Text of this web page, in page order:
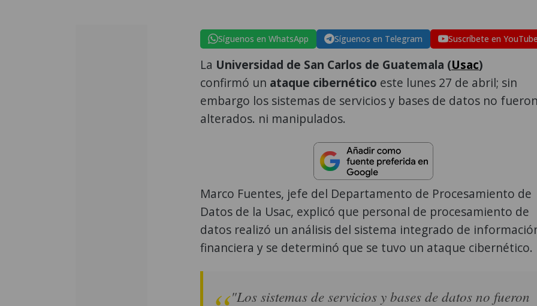
Síguenos en WhatsApp Síguenos en Telegram Suscríbete en
La Universidad de San Carlos de Guatemala (Usac)
confirmó un ataque cibernético este lunes 27 de abril; sin
embargo los sistemas de servicios y bases de datos no
alterados. ni manipulados.
Marco Fuentes, jefe del Departamento de Procesamiento de
Datos de la Usac, explicó que personal de procesamiento de
datos realizó un análisis del sistema integrado de
financiera y se determinó que se tuvo un ataque cibernético.
"Los sistemas de servicios y bases de datos no fueron